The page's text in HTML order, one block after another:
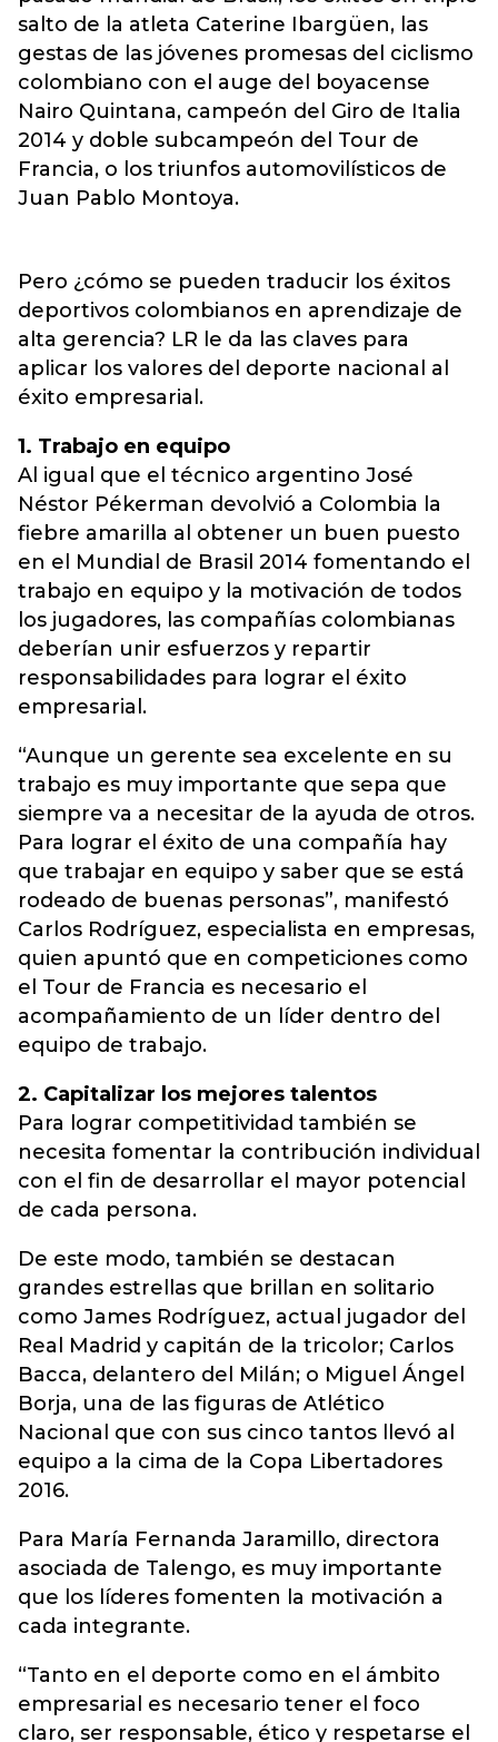
salto de la atleta Caterine Ibargüen, las
gestas de las jóvenes promesas del ciclismo
colombiano con el auge del boyacense
Nairo Quintana, campeón del Giro de Italia
2014 y doble subcampeón del Tour de
Francia, o los triunfos automovilísticos de
Juan Pablo Montoya.
Pero ¿cómo se pueden traducir los éxitos
deportivos colombianos en aprendizaje de
alta gerencia? LR le da las claves para
aplicar los valores del deporte nacional al
éxito empresarial.
1. Trabajo en equipo
Al igual que el técnico argentino José
Néstor Pékerman devolvió a Colombia la
fiebre amarilla al obtener un buen puesto
en el Mundial de Brasil 2014 fomentando el
trabajo en equipo y la motivación de todos
los jugadores, las compañías colombianas
deberían unir esfuerzos y repartir
responsabilidades para lograr el éxito
empresarial.
“Aunque un gerente sea excelente en su
trabajo es muy importante que sepa que
siempre va a necesitar de la ayuda de otros.
Para lograr el éxito de una compañía hay
que trabajar en equipo y saber que se está
rodeado de buenas personas”, manifestó
Carlos Rodríguez, especialista en empresas,
quien apuntó que en competiciones como
el Tour de Francia es necesario el
acompañamiento de un líder dentro del
equipo de trabajo.
2. Capitalizar los mejores talentos
Para lograr competitividad también se
necesita fomentar la contribución individual
con el fin de desarrollar el mayor potencial
de cada persona.
De este modo, también se destacan
grandes estrellas que brillan en solitario
como James Rodríguez, actual jugador del
Real Madrid y capitán de la tricolor; Carlos
Bacca, delantero del Milán; o Miguel Ángel
Borja, una de las figuras de Atlético
Nacional que con sus cinco tantos llevó al
equipo a la cima de la Copa Libertadores
2016.
Para María Fernanda Jaramillo, directora
asociada de Talengo, es muy importante
que los líderes fomenten la motivación a
cada integrante.
“Tanto en el deporte como en el ámbito
empresarial es necesario tener el foco
claro, ser responsable, ético y respetarse el